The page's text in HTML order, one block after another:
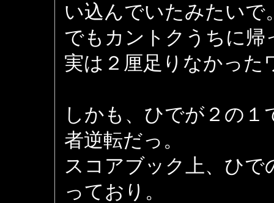
い込んでいたみたいで
でもカントクうちに
実は２厘足りなかった
しかも、ひでが２の
者逆転だっ。
スコアブック上、ひで
っており。